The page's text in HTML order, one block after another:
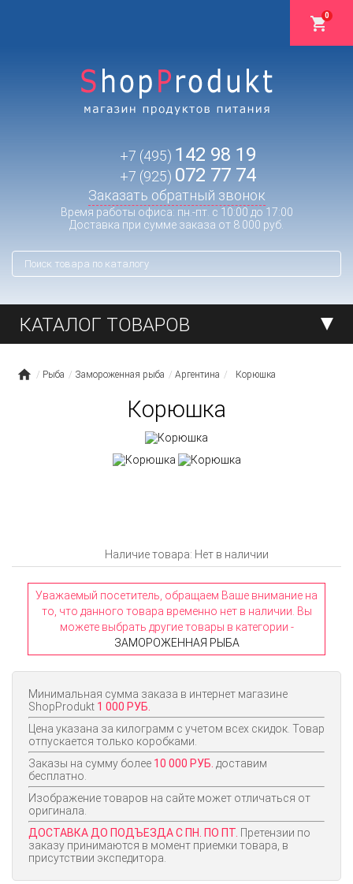
0
+7 (495) 142 98 19
+7 (925) 072 77 74
Заказать обратный звонок
Время работы офиса: пн.-пт. с 10:00 до 17:00
Доставка при сумме заказа от 8 000 руб.
КАТАЛОГ ТОВАРОВ
Рыба Замороженная рыба Аргентина Корюшка
Корюшка
Наличие товара: Нет в наличии
Уважаемый посетитель, обращаем Ваше внимание на
то, что данного товара временно нет в наличии. Вы
можете выбрать другие товары в категории -
ЗАМОРОЖЕННАЯ РЫБА
Минимальная сумма заказа в интернет магазине
ShopProdukt 1 000 РУБ.
Цена указана за килограмм с учетом всех скидок. Товар
отпускается только коробками.
Заказы на сумму более 10 000 РУБ. доставим
бесплатно.
Изображение товаров на сайте может отличаться от
оригинала.
ДОСТАВКА ДО ПОДЪЕЗДА С ПН. ПО ПТ. Претензии по
заказу принимаются в момент приемки товара, в
присутствии экспедитора.